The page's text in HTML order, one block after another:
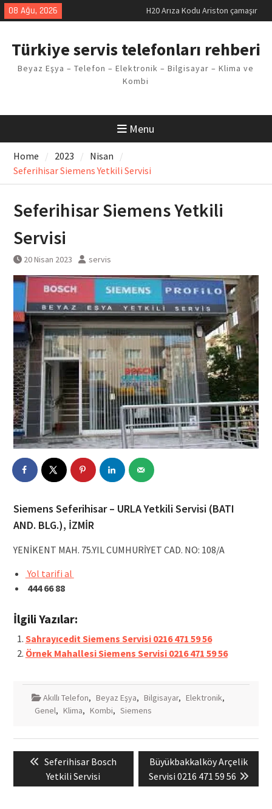
Skip
to
08 Ağu, 2026
H20 Arıza Kodu Ariston çamaşır
makinesi Sorunu
Arçelik buzdolabı F5 Hatası
Vaillant çamaşır makinesi E03
Arıza Kodu
Türkiye servis telefonları rehberi
Beyaz Eşya – Telefon – Elektronik – Bilgisayar – Klima ve
Kombi
Menu
Home 2023
Nisan
Seferihisar Siemens Yetkili Servisi
Seferihisar Siemens Yetkili
Servisi
20 Nisan 2023 servis
Siemens Seferihisar – URLA Yetkili Servisi (BATI
AND. BLG.), İZMİR
YENİKENT MAH. 75.YIL CUMHURİYET CAD. NO: 108/A
Yol tarifi al
444 66 88
İlgili Yazılar:
Sahrayıcedit Siemens Servisi 0216 471 59 56
Örnek Mahallesi Siemens Servisi 0216 471 59 56
Akıllı Telefon, Beyaz Eşya, Bilgisayar, Elektronik,
Genel, Klima, Kombi, Siemens
gezinmesi
Previous
post:
Seferihisar Bosch
Yetkili Servisi
Next
post:
Büyükbakkalköy Arçelik
Servisi 0216 471 59 56